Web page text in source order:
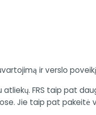
ir verslo
atliekų. FRS taip pat
Jie taip pat pakeitė